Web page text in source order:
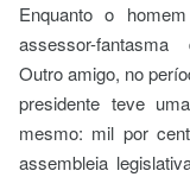
Enquanto o
assessor-fantasma
Outro amigo, no
presidente teve
mesmo: mil por
assembleia